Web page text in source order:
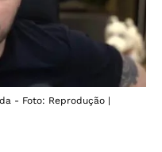
- Foto: Reprodução |